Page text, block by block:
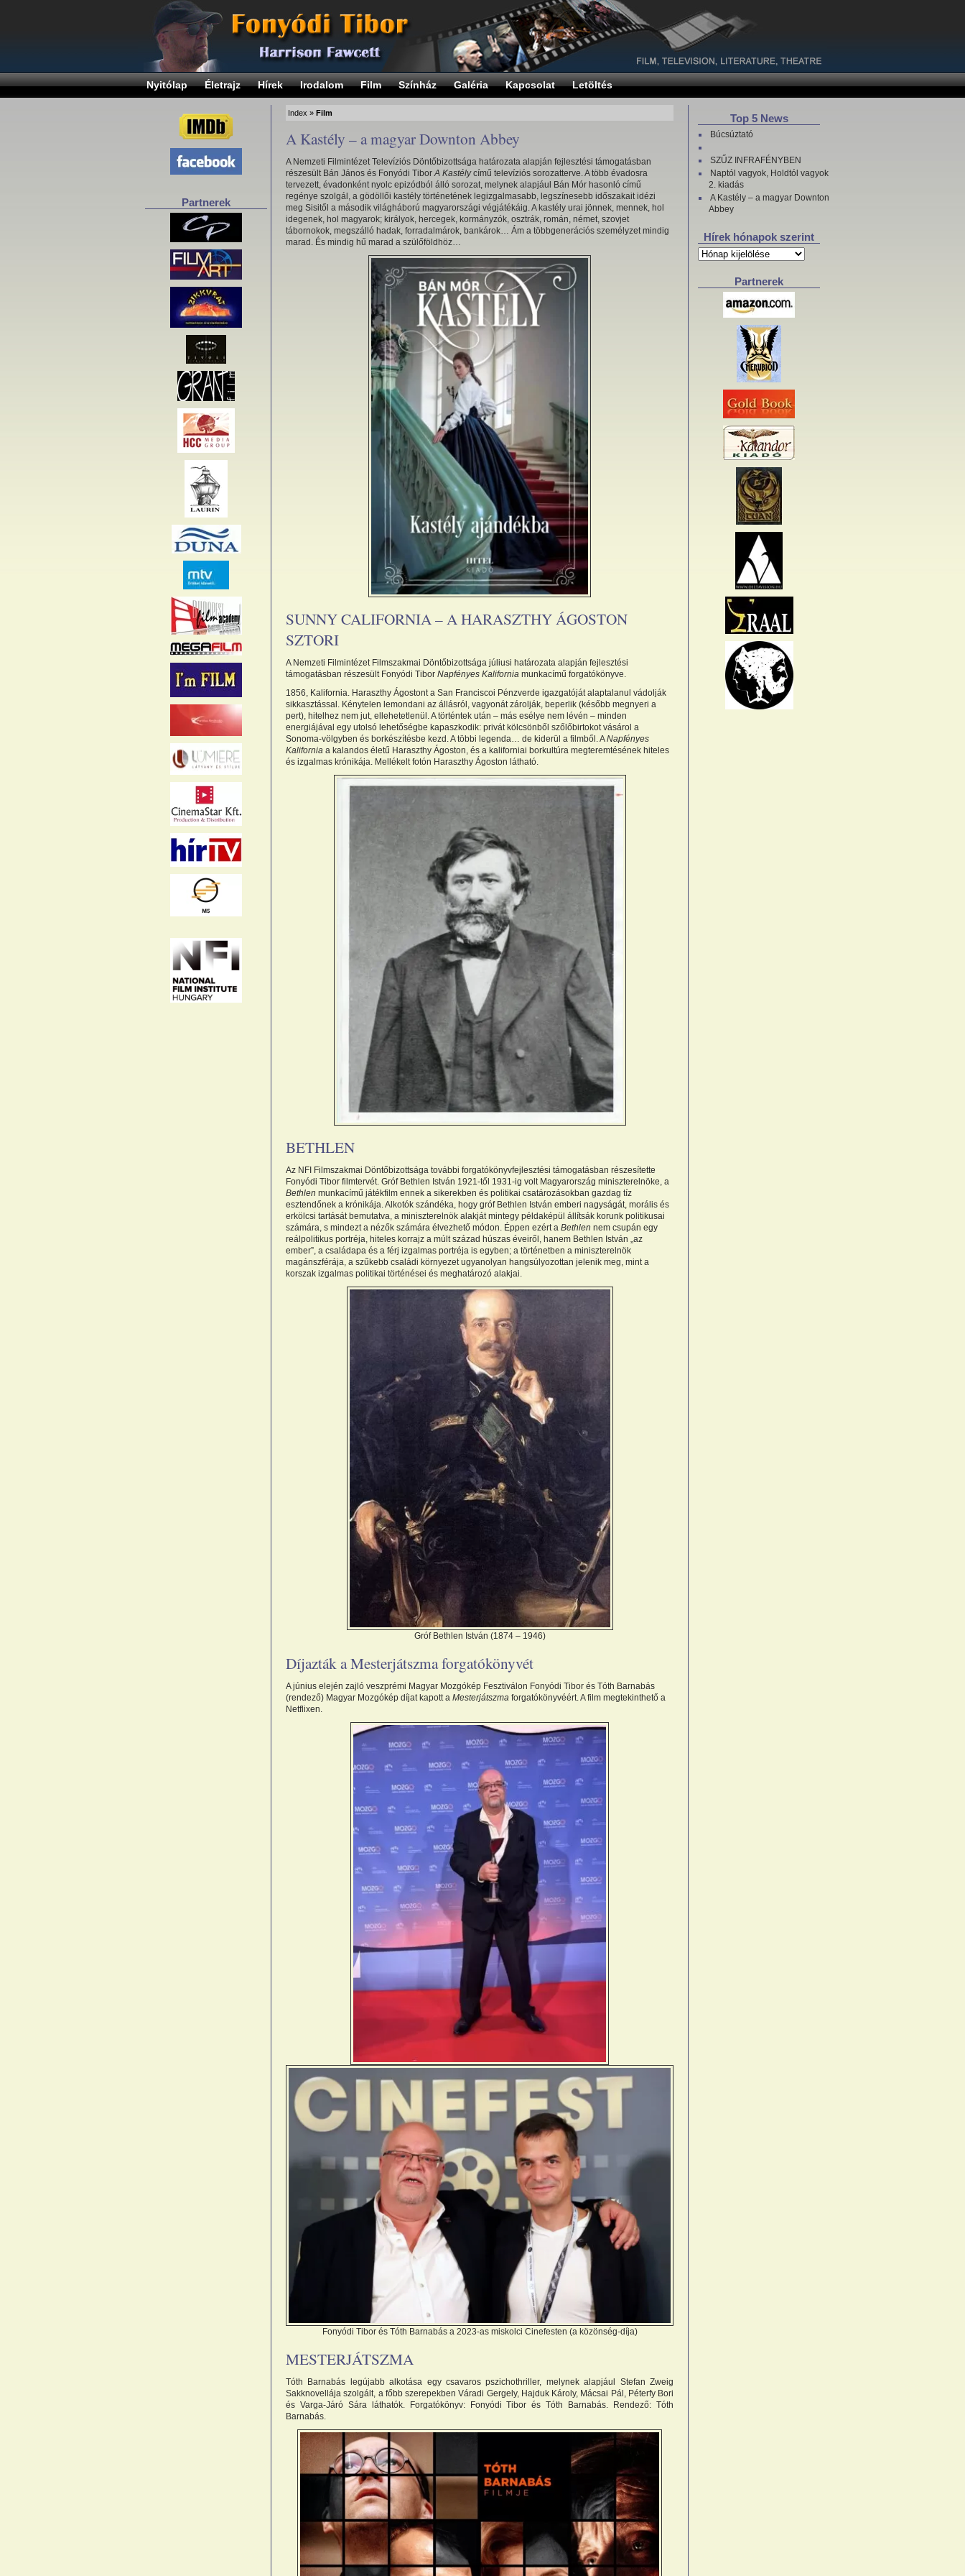
Nyitólap Életrajz Hírek Irodalom Film Színház Galéria Kapcsolat Letöltés
Partnerek
Index » Film
A Kastély – a magyar Downton Abbey
A Nemzeti Filmintézet Televíziós Döntőbizottsága határozata alapján fejlesztési támogatásban
részesült Bán János és Fonyódi TiborA Kastélycímű televíziós sorozatterve. A több évadosra
tervezett, évadonként nyolc epizódból álló sorozat, melynek alapjául Bán Mór hasonló című
regénye szolgál, a gödöllői kastély történetének legizgalmasabb, legszínesebb időszakait idézi
meg Sisitől a második világháború magyarországi végjátékáig. A kastély urai jönnek, mennek, hol
idegenek, hol magyarok; királyok, hercegek, kormányzók, osztrák, román, német, szovjet
tábornokok, megszálló hadak, forradalmárok, bankárok… Ám a többgenerációs személyzet mindig
marad. És mindig hű marad a szülőföldhöz…
SUNNY CALIFORNIA – A HARASZTHY ÁGOSTON
SZTORI
A Nemzeti Filmintézet Filmszakmai Döntőbizottsága júliusi határozata alapján fejlesztési
támogatásban részesült Fonyódi Tibor Napfényes Kalifornia munkacímű forgatókönyve.
1856, Kalifornia. Haraszthy Ágostont a San Franciscoi Pénzverde igazgatóját alaptalanul vádolják
sikkasztással. Kénytelen lemondani az állásról, vagyonát zárolják, beperlik (később megnyeri a
pert), hitelhez nem jut, ellehetetlenül. A történtek után – más esélye nem lévén – minden
energiájával egy utolsó lehetőségbe kapaszkodik: privát kölcsönből szőlőbirtokot vásárol a
Sonoma-völgyben és borkészítésbe kezd. A többi legenda… de kiderül a filmből. ANapfényes
Kalifornia a kalandos életű Haraszthy Ágoston, és a kaliforniai borkultúra megteremtésének hiteles
és izgalmas krónikája. Mellékelt fotón Haraszthy Ágoston látható.
BETHLEN
Az NFI Filmszakmai Döntőbizottsága további forgatókönyvfejlesztési támogatásban részesítette
Fonyódi Tibor filmtervét. Gróf Bethlen István 1921-től 1931-ig volt Magyarország miniszterelnöke, a
Bethlen munkacímű játékfilm ennek a sikerekben és politikai csatározásokban gazdag tíz
esztendőnek a krónikája. Alkotók szándéka, hogy gróf Bethlen István emberi nagyságát, morális és
erkölcsi tartását bemutatva, a miniszterelnök alakját mintegy példaképül állítsák korunk politikusai
számára, s mindezt a nézők számára élvezhető módon. Éppen ezért a Bethlen nem csupán egy
reálpolitikus portréja, hiteles korrajz a múlt század húszas éveiről, hanem Bethlen István „az
ember”, a családapa és a férj izgalmas portréja is egyben; a történetben a miniszterelnök
magánszférája, a szűkebb családi környezet ugyanolyan hangsúlyozottan jelenik meg, mint a
korszak izgalmas politikai történései és meghatározó alakjai.
Gróf Bethlen István (1874 – 1946)
Díjazták a Mesterjátszma forgatókönyvét
A június elején zajló veszprémi Magyar Mozgókép Fesztiválon Fonyódi Tibor és Tóth Barnabás
(rendező) Magyar Mozgókép díjat kapott a Mesterjátszma forgatókönyvéért. A film megtekinthető a
Netflixen.
Fonyódi Tibor és Tóth Barnabás a 2023-as miskolci Cinefesten (a közönség-díja)
MESTERJÁTSZMA
Tóth Barnabás legújabb alkotása egy csavaros pszichothriller, melynek alapjául Stefan Zweig
Sakknovellája szolgált, a főbb szerepekben Váradi Gergely, Hajduk Károly, Mácsai Pál, Péterfy Bori
és Varga-Járó Sára láthatók. Forgatókönyv: Fonyódi Tibor és Tóth Barnabás. Rendező: Tóth
Barnabás.
Top 5 News
Búcsúztató
SZŰZ INFRAFÉNYBEN
Naptól vagyok, Holdtól vagyok
2. kiadás
A Kastély – a magyar Downton
Abbey
Hírek hónapok szerint
Hírek
hónapok
Partnerek